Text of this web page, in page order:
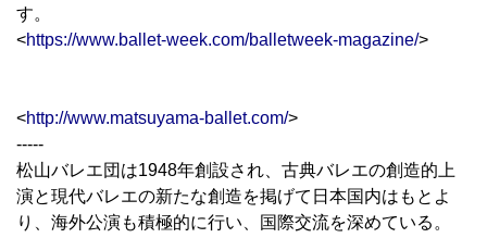
す。
<https://www.ballet-week.com/balletweek-magazine/>
<http://www.matsuyama-ballet.com/>
-----
松山バレエ団は1948年創設され、古典バレエの創造的上
演と現代バレエの新たな創造を掲げて日本国内はもとよ
り、海外公演も積極的に行い、国際交流を深めている。